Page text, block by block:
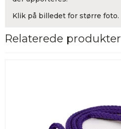
Klik på billedet for større foto.
Relaterede produkter